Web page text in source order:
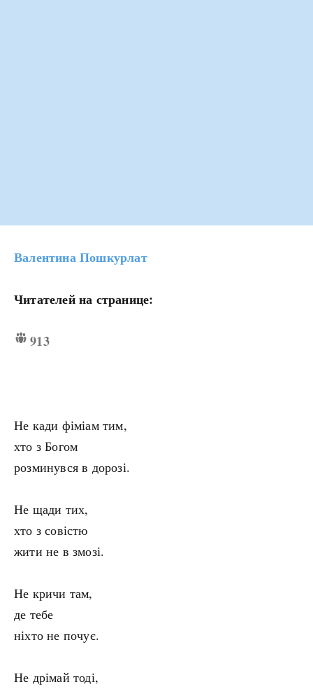
Валентина Пошкурлат
Читателей на странице:
913
Не кади фіміам тим,
хто з Богом
розминувся в дорозі.
Не щади тих,
хто з совістю
жити не в змозі.
Не кричи там,
де тебе
ніхто не почує.
Не дрімай тоді,